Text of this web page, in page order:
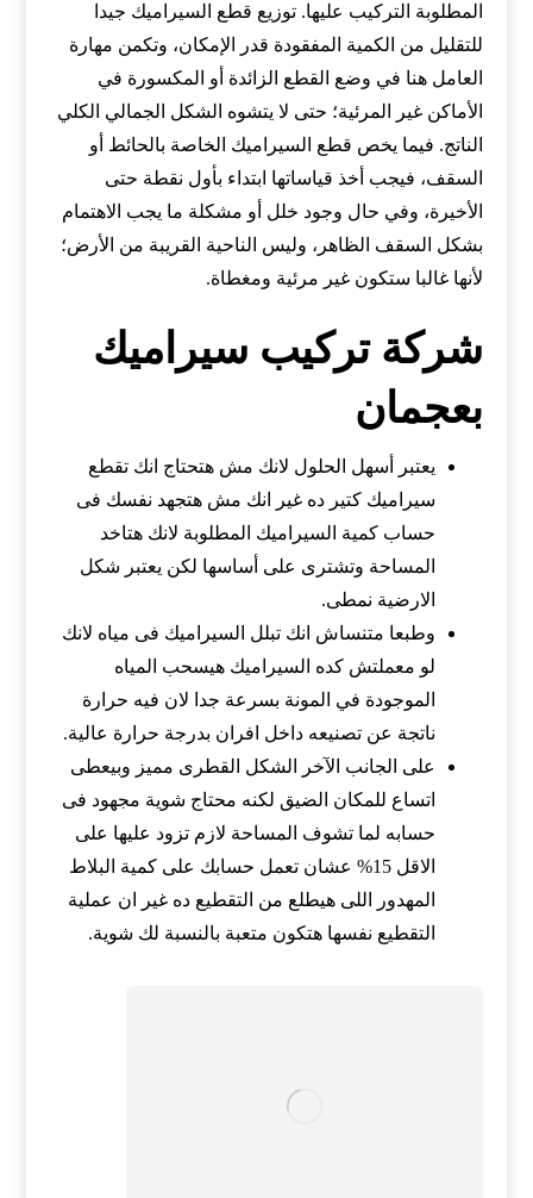
المطلوبة التركيب عليها. توزيع قطع السيراميك جيدا
للتقليل من الكمية المفقودة قدر الإمكان، وتكمن مهارة
العامل هنا في وضع القطع الزائدة أو المكسورة في
الأماكن غير المرئية؛ حتى لا يتشوه الشكل الجمالي الكلي
الناتج. فيما يخص قطع السيراميك الخاصة بالحائط أو
السقف، فيجب أخذ قياساتها ابتداء بأول نقطة حتى
الأخيرة، وفي حال وجود خلل أو مشكلة ما يجب الاهتمام
بشكل السقف الظاهر، وليس الناحية القريبة من الأرض؛
لأنها غالبا ستكون غير مرئية ومغطاة.
شركة تركيب سيراميك
بعجمان
يعتبر أسهل الحلول لانك مش هتحتاج انك تقطع
سيراميك كتير ده غير انك مش هتجهد نفسك فى
حساب كمية السيراميك المطلوبة لانك هتاخد
المساحة وتشترى على أساسها لكن يعتبر شكل
الارضية نمطى.
وطبعا متنساش انك تبلل السيراميك فى مياه لانك
لو معملتش كده السيراميك هيسحب المياه
الموجودة في المونة بسرعة جدا لان فيه حرارة
ناتجة عن تصنيعه داخل افران بدرجة حرارة عالية.
على الجانب الآخر الشكل القطرى مميز وبيعطى
اتساع للمكان الضيق لكنه محتاج شوية مجهود فى
حسابه لما تشوف المساحة لازم تزود عليها على
الاقل 15% عشان تعمل حسابك على كمية البلاط
المهدور اللى هيطلع من التقطيع ده غير ان عملية
التقطيع نفسها هتكون متعبة بالنسبة لك شوية.